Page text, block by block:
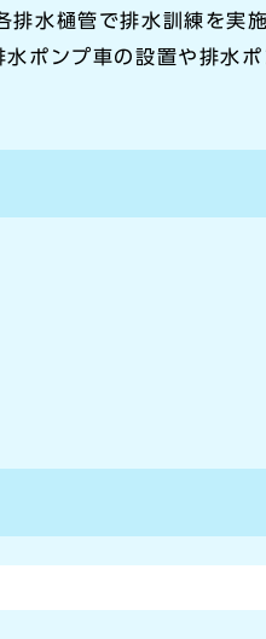
水樋管で排水訓練を実
ポンプ車の設置や排水ポ